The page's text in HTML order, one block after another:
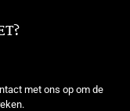
met ons op om de